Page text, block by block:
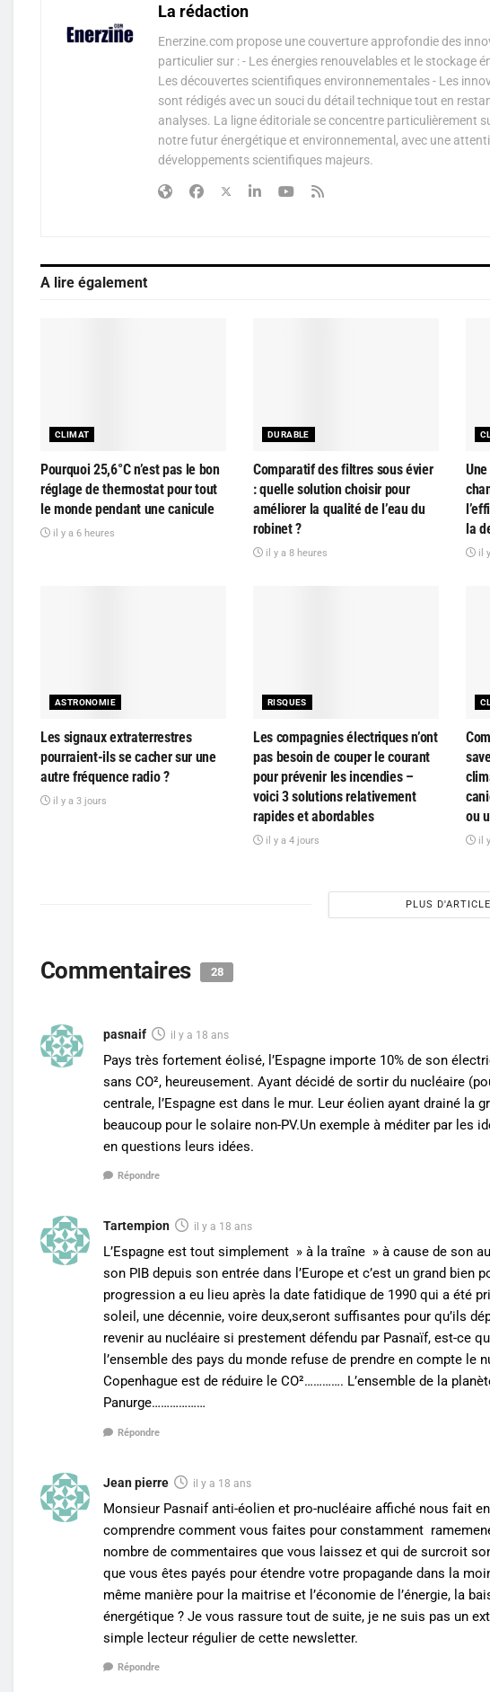
La rédaction
Enerzine.com propose une couverture approfondie des
particulier sur : - Les énergies renouvelables et le stockage
Les découvertes scientifiques environnementales - Les
sont rédigés avec un souci du détail technique tout en
analyses. La ligne éditoriale se concentre particulièrement
notre futur énergétique et environnemental, avec une
développements scientifiques majeurs.
A lire également
CLIMAT
Pourquoi 25,6°C n’est pas le bon
réglage de thermostat pour tout
le monde pendant une canicule
il y a 6 heures
DURABLE
Comparatif des filtres sous évier
: quelle solution choisir pour
améliorer la qualité de l’eau du
robinet ?
il y a 8 heures
la
il
ASTRONOMIE
Les signaux extraterrestres
pourraient-ils se cacher sur une
autre fréquence radio ?
il y a 3 jours
RISQUES
Les compagnies électriques n’ont
pas besoin de couper le courant
pour prévenir les incendies –
voici 3 solutions relativement
rapides et abordables
il y a 4 jours
ou
il
PLUS
Commentaires 28
pasnaif il y a 18 ans
Pays très fortement éolisé, l’Espagne importe 10% de son
sans CO², heureusement. Ayant décidé de sortir du nucléaire
centrale, l’Espagne est dans le mur. Leur éolien ayant drainé la
beaucoup pour le solaire non-PV.Un exemple à méditer par les
en questions leurs idées.
Répondre
Tartempion il y a 18 ans
L’Espagne est tout simplement » à la traîne » à cause de son
son PIB depuis son entrée dans l’Europe et c’est un grand
progression a eu lieu après la date fatidique de 1990 qui a été
soleil, une décennie, voire deux,seront suffisantes pour qu’ils
revenir au nucléaire si prestement défendu par Pasnaïf, est-ce
l’ensemble des pays du monde refuse de prendre en compte
Copenhague est de réduire le CO²…………. L’ensemble de la
Panurge………………
Répondre
Jean pierre il y a 18 ans
Monsieur Pasnaif anti-éolien et pro-nucléaire affiché nous fait
comprendre comment vous faites pour constamment
nombre de commentaires que vous laissez et qui de surcroit
que vous êtes payés pour étendre votre propagande dans la
même manière pour la maitrise et l’économie de l’énergie, la
énergétique ? Je vous rassure tout de suite, je ne suis pas un
simple lecteur régulier de cette newsletter.
Répondre